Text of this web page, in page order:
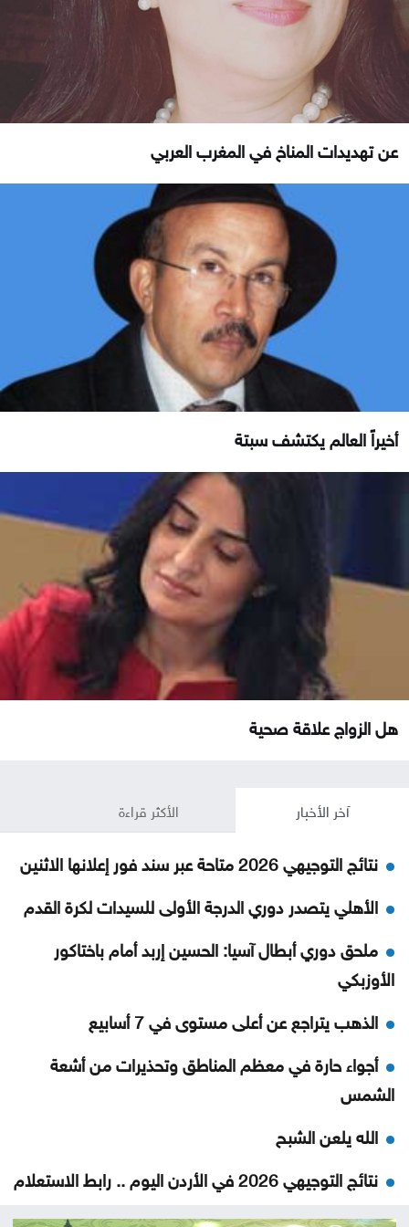
عن تهديدات المناخ في المغرب العربي
أخيراً العالم يكتشف سبتة
هل الزواج علاقة صحية
آخر الأخبار الأكثر قراءة
نتائج التوجيهي 2026 متاحة عبر سند فور إعلانها الاثنين
الأهلي يتصدر دوري الدرجة الأولى للسيدات لكرة القدم
ملحق دوري أبطال آسيا: الحسين إربد أمام باختاكور
الأوزبكي
الذهب يتراجع عن أعلى مستوى في 7 أسابيع
أجواء حارة في معظم المناطق وتحذيرات من أشعة
الشمس
الله يلعن الشبح
نتائج التوجيهي 2026 في الأردن اليوم .. رابط الاستعلام